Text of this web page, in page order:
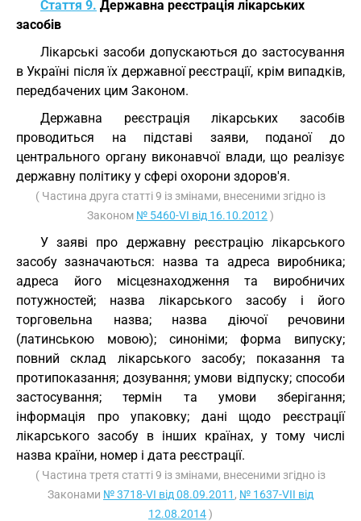
Стаття 9. Державна реєстрація лікарських
засобів
Лікарські засоби допускаються до застосування
в Україні після їх державної реєстрації, крім випадків,
передбачених цим Законом.
Державна реєстрація лікарських засобів
проводиться на підставі заяви, поданої до
центрального органу виконавчої влади, що реалізує
державну політику у сфері охорони здоров'я.
( Частина друга статті 9 із змінами, внесеними згідно із
Законом № 5460-VI від 16.10.2012 )
У заяві про державну реєстрацію лікарського
засобу зазначаються: назва та адреса виробника;
адреса його місцезнаходження та виробничих
потужностей; назва лікарського засобу і його
торговельна назва; назва діючої речовини
(латинською мовою); синоніми; форма випуску;
повний склад лікарського засобу; показання та
протипоказання; дозування; умови відпуску; способи
застосування; термін та умови зберігання;
інформація про упаковку; дані щодо реєстрації
лікарського засобу в інших країнах, у тому числі
назва країни, номер і дата реєстрації.
( Частина третя статті 9 із змінами, внесеними згідно із
Законами № 3718-VI від 08.09.2011 , № 1637-VII від
12.08.2014)